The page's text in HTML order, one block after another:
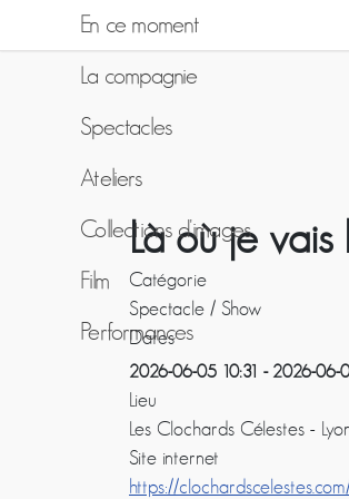
En ce moment
La compagnie
Spectacles
Ateliers
Collections d'images
Film
Performances
Là où je vais
Catégorie
Spectacle / Show
Dates
2026-06-05 10:31 - 2026-06-
Lieu
Les Clochards Célestes -
Site internet
https://